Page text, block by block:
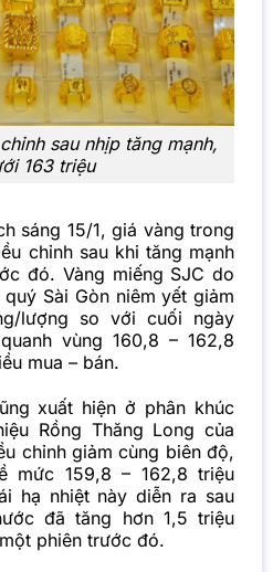
sau nhịp tăng mạnh,
163 triệu
sáng 15/1, giá vàng trong
chỉnh sau khi tăng mạnh
đó. Vàng miếng SJC do
Sài Gòn niêm yết giảm
lượng so với cuối ngày
vùng 160,8 – 162,8
mua – bán.
xuất hiện ở phân khúc
Rồng Thăng Long của
chỉnh giảm cùng biên độ,
mức 159,8 – 162,8 triệu
hạ nhiệt này diễn ra sau
đã tăng hơn 1,5 triệu
phiên trước đó.